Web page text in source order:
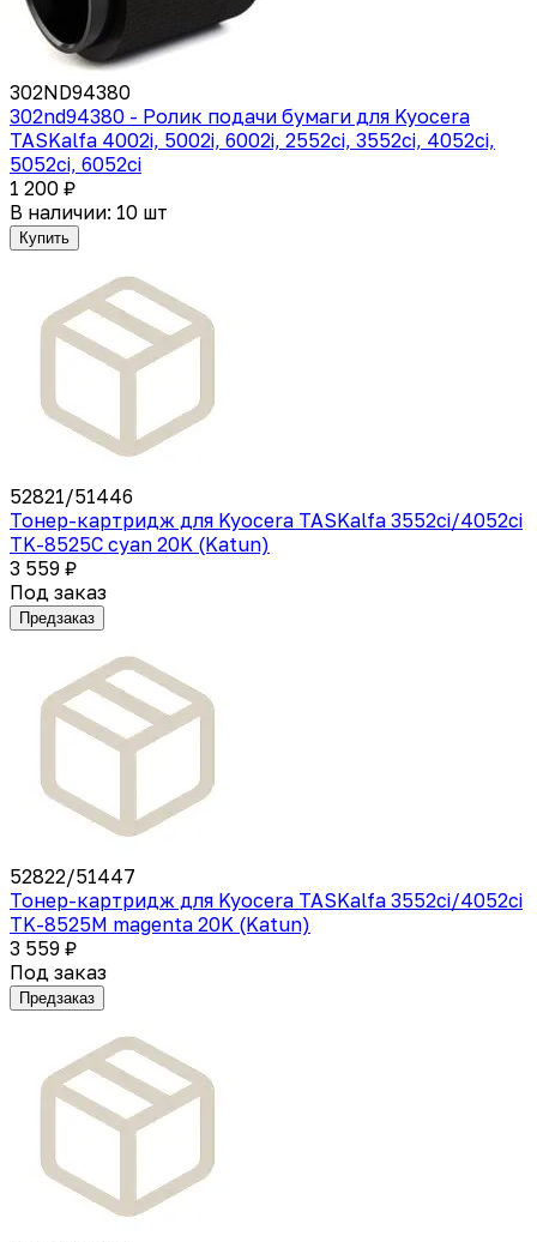
302ND94380
302nd94380 - Ролик подачи бумаги для Kyocera
TASKalfa 4002i, 5002i, 6002i, 2552ci, 3552ci, 4052ci,
5052ci, 6052ci
1 200 ₽
В наличии: 10 шт
Купить
52821/51446
Тонер-картридж для Kyocera TASKalfa 3552ci/4052ci
TK-8525C cyan 20K (Katun)
3 559 ₽
Под заказ
Предзаказ
52822/51447
Тонер-картридж для Kyocera TASKalfa 3552ci/4052ci
TK-8525M magenta 20K (Katun)
3 559 ₽
Под заказ
Предзаказ